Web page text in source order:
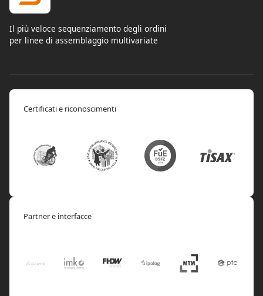
Il più veloce sequenziamento degli ordini
per linee di assemblaggio multivariate
Certificati e riconoscimenti
Partner e interfacce